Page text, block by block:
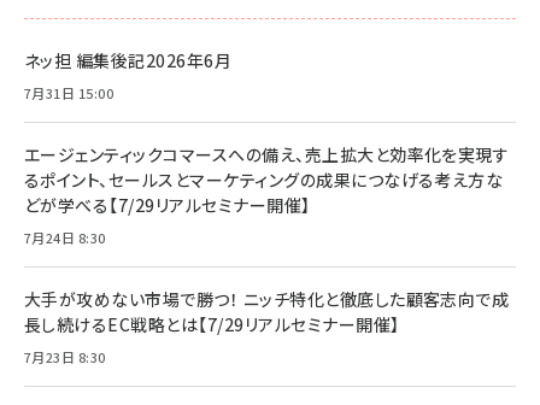
ネッ担 編集後記2026年6月
7月31日 15:00
エージェンティックコマースへの備え、売上拡大と効率化を実現す
るポイント、セールスとマーケティングの成果につなげる考え方な
どが学べる【7/29リアルセミナー開催】
7月24日 8:30
大手が攻めない市場で勝つ！ ニッチ特化と徹底した顧客志向で成
長し続けるEC戦略とは【7/29リアルセミナー開催】
7月23日 8:30